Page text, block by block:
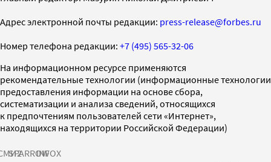
Адрес электронной почты редакции: press-release@forbes.ru
Номер телефона редакции: +7 (495) 565-32-06
На информационном ресурсе применяются
рекомендательные технологии (информационные технологии
предоставления информации на основе сбора,
систематизации и анализа сведений, относящихся
к предпочтениям пользователей сети «Интернет»,
находящихся на территории Российской Федерации)
SPARROWINFOX